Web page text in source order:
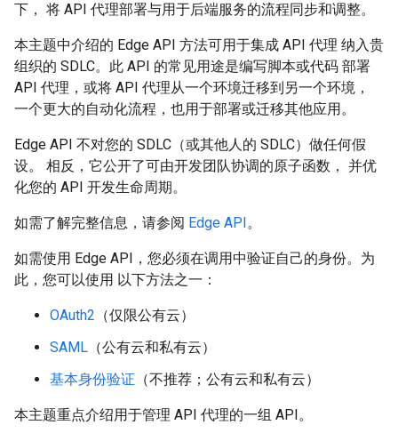
下， 将 API 代理部署与用于后端服务的流程同步和调整。
本主题中介绍的 Edge API 方法可用于集成 API 代理 纳入贵
组织的 SDLC。此 API 的常见用途是编写脚本或代码 部署
API 代理，或将 API 代理从一个环境迁移到另一个环境，
一个更大的自动化流程，也用于部署或迁移其他应用。
Edge API 不对您的 SDLC（或其他人的 SDLC）做任何假
设。 相反，它公开了可由开发团队协调的原子函数， 并优
化您的 API 开发生命周期。
如需了解完整信息，请参阅 Edge API。
如需使用 Edge API，您必须在调用中验证自己的身份。为
此，您可以使用 以下方法之一：
OAuth2 （仅限公有云）
SAML （公有云和私有云）
基本身份验证 （不推荐；公有云和私有云）
本主题重点介绍用于管理 API 代理的一组 API。